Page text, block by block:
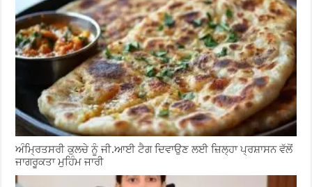
ਅੰਮ੍ਰਿਤਸਰੀ ਕੁਲਚੇ ਨੂੰ ਜੀ.ਆਈ ਟੈਗ ਦਿਵਾਉਣ ਲਈ ਜ਼ਿਲ੍ਹਾ ਪ੍ਰਸ਼ਾਸਨ ਵੱਲੋਂ
ਜਾਗਰੂਕਤਾ ਮੁਹਿੰਮ ਜਾਰੀ